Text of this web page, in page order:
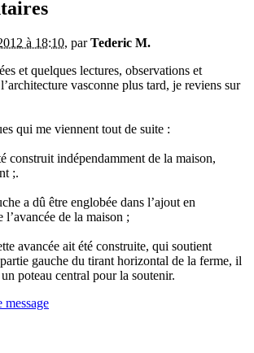
à 18:10, parTederic M.
et quelques lectures, observations et
vasconne plus tard, je reviens sur
qui me viennent tout de suite :
construit indépendamment de la maison,
;.
a dû être englobée dans l’ajout en
l’avancée de la maison ;
avancée ait été construite, qui soutient
gauche du tirant horizontal de la ferme, il
poteau central pour la soutenir.
message